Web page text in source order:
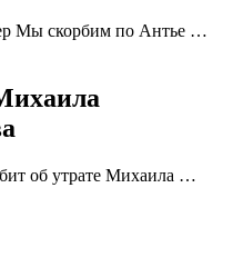
Мы скорбим по Антье …
об утрате Михаила …